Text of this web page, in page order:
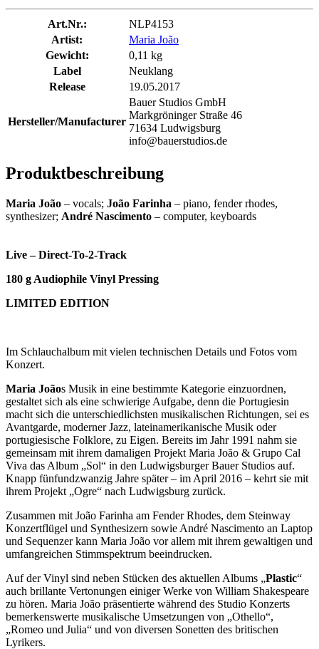
Art.Nr.:
NLP4153
Artist:
Maria João
Gewicht:
0,11 kg
Label
Neuklang
Release
19.05.2017
Hersteller/Manufacturer
Bauer Studios GmbH
Markgröninger Straße 46
71634 Ludwigsburg
info@bauerstudios.de
Produktbeschreibung
Maria João – vocals; João Farinha – piano, fender rhodes,
synthesizer; André Nascimento – computer, keyboards
Live – Direct-To-2-Track
180 g Audiophile Vinyl Pressing
LIMITED EDITION
Im Schlauchalbum mit vielen technischen Details und Fotos vom
Konzert.
Maria Joãos Musik in eine bestimmte Kategorie einzuordnen,
gestaltet sich als eine schwierige Aufgabe, denn die Portugiesin
macht sich die unterschiedlichsten musikalischen Richtungen, sei es
Avantgarde, moderner Jazz, lateinamerikanische Musik oder
portugiesische Folklore, zu Eigen. Bereits im Jahr 1991 nahm sie
gemeinsam mit ihrem damaligen Projekt Maria João & Grupo Cal
Viva das Album „Sol“ in den Ludwigsburger Bauer Studios auf.
Knapp fünfundzwanzig Jahre später – im April 2016 – kehrt sie mit
ihrem Projekt „Ogre“ nach Ludwigsburg zurück.
Zusammen mit João Farinha am Fender Rhodes, dem Steinway
Konzertflügel und Synthesizern sowie André Nascimento an Laptop
und Sequenzer kann Maria João vor allem mit ihrem gewaltigen und
umfangreichen Stimmspektrum beeindrucken.
Auf der Vinyl sind neben Stücken des aktuellen Albums „Plastic“
auch brillante Vertonungen einiger Werke von William Shakespeare
zu hören. Maria João präsentierte während des Studio Konzerts
bemerkenswerte musikalische Umsetzungen von „Othello“,
„Romeo und Julia“ und von diversen Sonetten des britischen
Lyrikers.